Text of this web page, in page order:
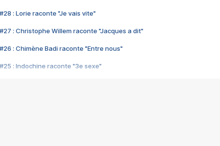
#28 : Lorie raconte "Je vais vite"
#27 : Christophe Willem raconte "Jacques a dit"
#26 : Chimène Badi raconte "Entre nous"
#25 : Indochine raconte "3e sexe"